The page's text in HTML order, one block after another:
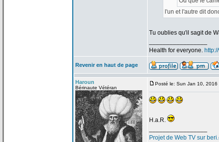
l'un et l'autre dit
Tu oublies qu'il sagit de
Health for everyone.
Revenir en haut de page
Haroun
Bérinaute Vétéran
Posté le: Sun Jan 10, 2016
H.a.R.
Projet de Web TV sur